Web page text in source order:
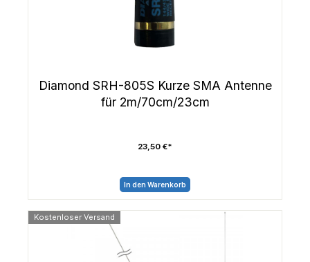
Diamond SRH-805S Kurze SMA Antenne
für 2m/70cm/23cm
23,50 €*
In den Warenkorb
Kostenloser Versand